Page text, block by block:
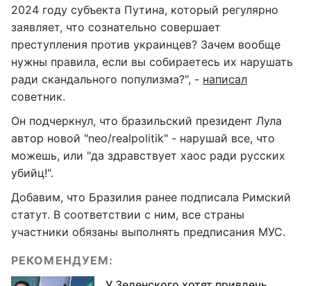
2024 году субъекта Путина, который регулярно
заявляет, что сознательно совершает
преступления против украинцев? Зачем вообще
нужны правила, если вы собираетесь их нарушать
ради скандального популизма?", - написал
советник.
Он подчеркнул, что бразильский президент Лула
автор новой "neo/realpolitik" - нарушай все, что
можешь, или "да здравствует хаос ради русских
убийц!".
Добавим, что Бразилия ранее подписала Римский
статут. В соответствии с ним, все страны
участники обязаны выполнять предписания МУС.
РЕКОМЕНДУЕМ: